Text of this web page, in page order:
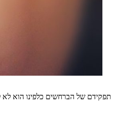
תפקידם של הברחשים כלפינו הוא לא